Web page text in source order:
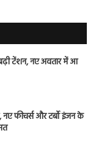
टेंशन, नए अवतार में आ
नए फीचर्स और टर्बो इंजन के